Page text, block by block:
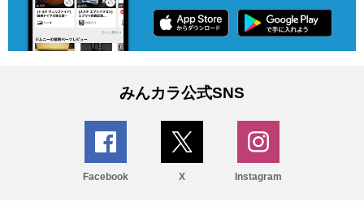
みんカラ公式SNS
Facebook X Instagram